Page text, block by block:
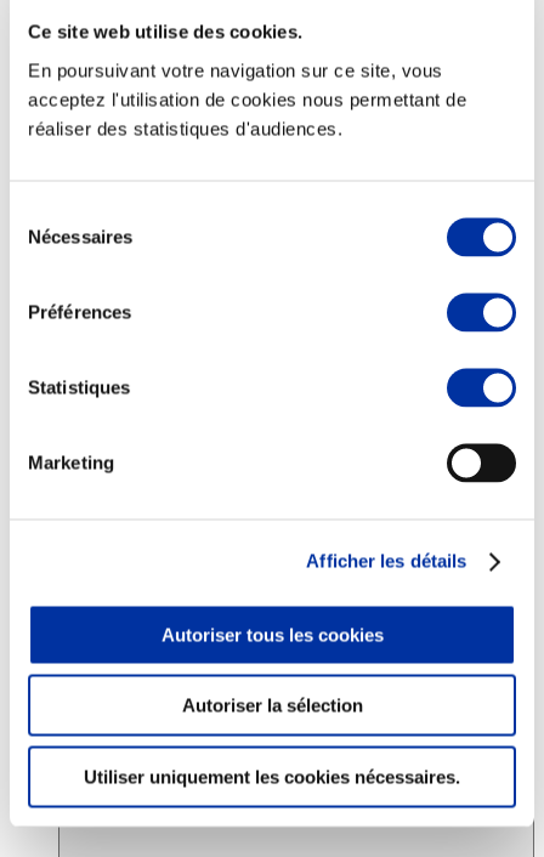
Ce site web utilise des cookies.
En poursuivant votre navigation sur ce site, vous
acceptez l'utilisation de cookies nous permettant de
réaliser des statistiques d'audiences.
Nécessaires
Préférences
Statistiques
Marketing
Afficher les détails
Autoriser tous les cookies
Autoriser la sélection
Utiliser uniquement les cookies nécessaires.
Elevage
Consommation
Sécurité sanitaire
Juste rémunération et attractivité des métiers
Info-veille scientifique
Accords